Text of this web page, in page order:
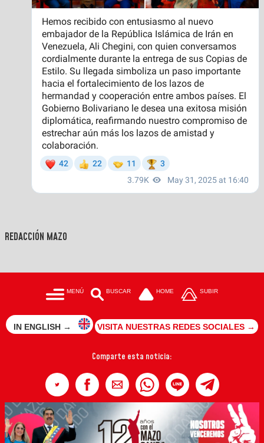
REDACCIÓN MAZO
MENÚ BUSCAR HOME SUBIR
IN ENGLISH → VISITA NUESTRAS REDES SOCIALES →
Comparte esta noticia: